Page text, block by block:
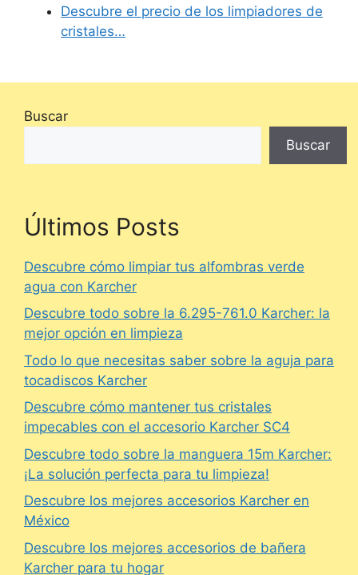
Descubre el precio de los limpiadores de
cristales…
Buscar
Buscar
Últimos Posts
Descubre cómo limpiar tus alfombras verde
agua con Karcher
Descubre todo sobre la 6.295-761.0 Karcher: la
mejor opción en limpieza
Todo lo que necesitas saber sobre la aguja para
tocadiscos Karcher
Descubre cómo mantener tus cristales
impecables con el accesorio Karcher SC4
Descubre todo sobre la manguera 15m Karcher:
¡La solución perfecta para tu limpieza!
Descubre los mejores accesorios Karcher en
México
Descubre los mejores accesorios de bañera
Karcher para tu hogar